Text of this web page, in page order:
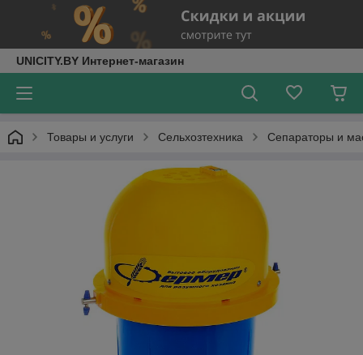
UNICITY.BY Интернет-магазин
Товары и услуги Сельхозтехника Сепараторы и